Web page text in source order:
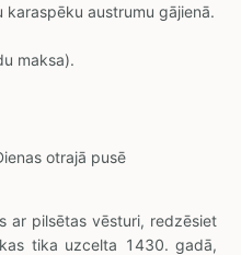
karaspēku austrumu gājienā.
maksa).
otrajā pusē
ar pilsētas vēsturi, redzēsiet
tika uzcelta 1430. gadā,